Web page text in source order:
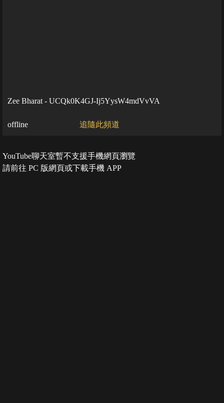
Zee Bharat - UCQk0K4GJ-Ij5YysW4mdVvVA
offline 追隨此頻道
YouTube聊天室暫不支援手機網頁瀏覽
請前往 PC 版網頁或下載手機 APP